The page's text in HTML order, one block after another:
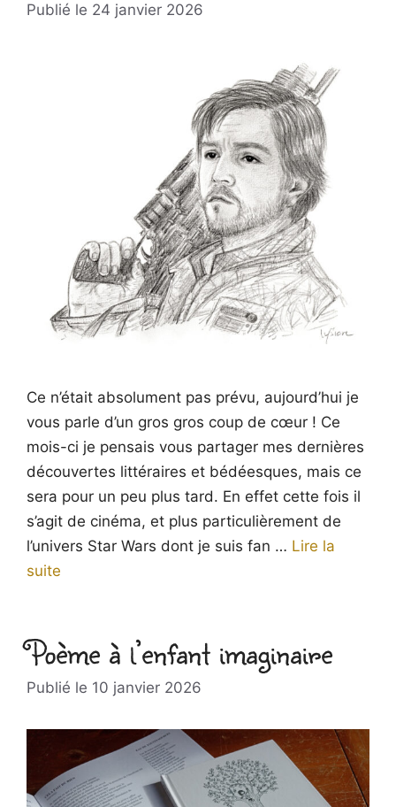
24 janvier 2026
Ce n’était absolument pas prévu, aujourd’hui je
vous parle d’un gros gros coup de cœur ! Ce
mois-ci je pensais vous partager mes dernières
découvertes littéraires et bédéesques, mais ce
sera pour un peu plus tard. En effet cette fois il
s’agit de cinéma, et plus particulièrement de
l’univers Star Wars dont je suis fan … Lire la
suite
Poème à l’enfant imaginaire
10 janvier 2026